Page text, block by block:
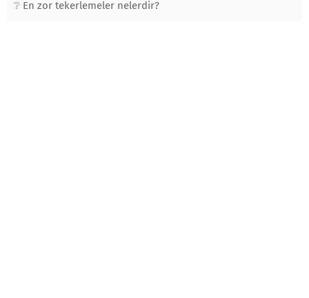
En zor tekerlemeler nelerdir?